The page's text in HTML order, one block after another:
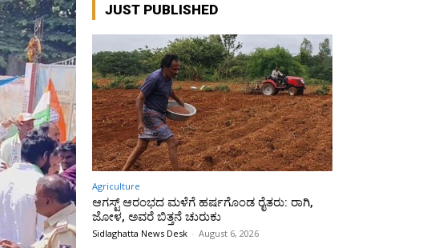
JUST PUBLISHED
Agriculture
ಆಗಸ್ಟ್ ಆರಂಭದ ಮಳೆಗೆ ಹರ್ಷಗೊಂಡ ರೈತರು: ರಾಗಿ,
ಜೋಳ, ಅವರೆ ಬಿತ್ತನೆ ಚುರುಕು
Sidlaghatta News Desk - August 6, 2026